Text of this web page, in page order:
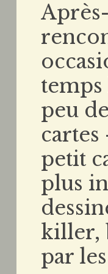
peu
cartes
petit
plus
killer,
par